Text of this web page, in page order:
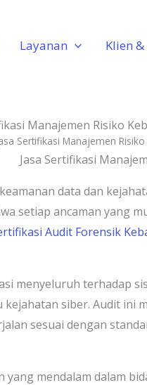
Layanan Klien
Manajemen Risiko
Sertifikasi Manajemen
data dan
setiap ancaman yang
Audit Forensik
menyeluruh terhadap
siber. Audit
sesuai dengan
mendalam dalam